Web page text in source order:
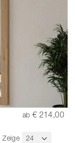
ab € 214,00
Zeige